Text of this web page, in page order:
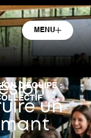
MENU
un
D'ÉQUIPE :